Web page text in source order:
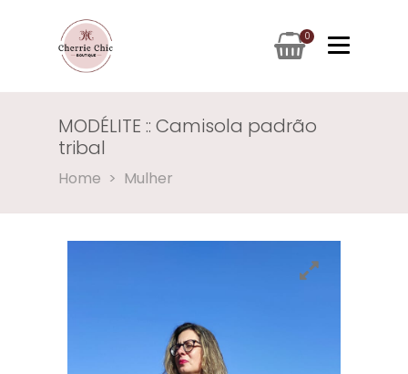
0
MODÉLITE :: Camisola padrão
tribal
Home Mulher